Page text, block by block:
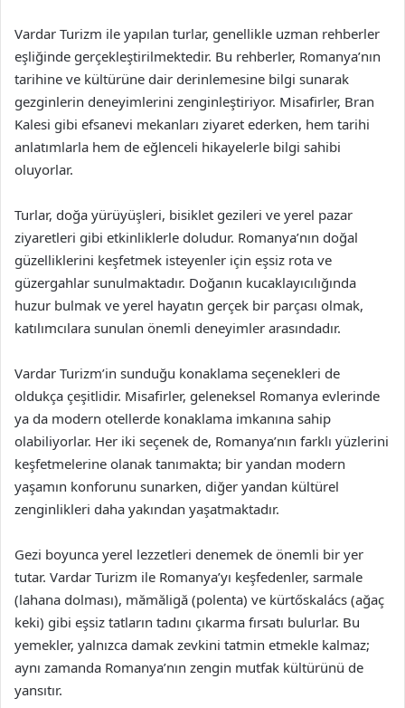
Vardar Turizm ile yapılan turlar, genellikle uzman rehberler
eşliğinde gerçekleştirilmektedir. Bu rehberler, Romanya’nın
tarihine ve kültürüne dair derinlemesine bilgi sunarak
gezginlerin deneyimlerini zenginleştiriyor. Misafirler, Bran
Kalesi gibi efsanevi mekanları ziyaret ederken, hem tarihi
anlatımlarla hem de eğlenceli hikayelerle bilgi sahibi
oluyorlar.
Turlar, doğa yürüyüşleri, bisiklet gezileri ve yerel pazar
ziyaretleri gibi etkinliklerle doludur. Romanya’nın doğal
güzelliklerini keşfetmek isteyenler için eşsiz rota ve
güzergahlar sunulmaktadır. Doğanın kucaklayıcılığında
huzur bulmak ve yerel hayatın gerçek bir parçası olmak,
katılımcılara sunulan önemli deneyimler arasındadır.
Vardar Turizm’in sunduğu konaklama seçenekleri de
oldukça çeşitlidir. Misafirler, geleneksel Romanya evlerinde
ya da modern otellerde konaklama imkanına sahip
olabiliyorlar. Her iki seçenek de, Romanya’nın farklı yüzlerini
keşfetmelerine olanak tanımakta; bir yandan modern
yaşamın konforunu sunarken, diğer yandan kültürel
zenginlikleri daha yakından yaşatmaktadır.
Gezi boyunca yerel lezzetleri denemek de önemli bir yer
tutar. Vardar Turizm ile Romanya’yı keşfedenler, sarmale
(lahana dolması), mămăligă (polenta) ve kürtőskalács (ağaç
keki) gibi eşsiz tatların tadını çıkarma fırsatı bulurlar. Bu
yemekler, yalnızca damak zevkini tatmin etmekle kalmaz;
aynı zamanda Romanya’nın zengin mutfak kültürünü de
yansıtır.